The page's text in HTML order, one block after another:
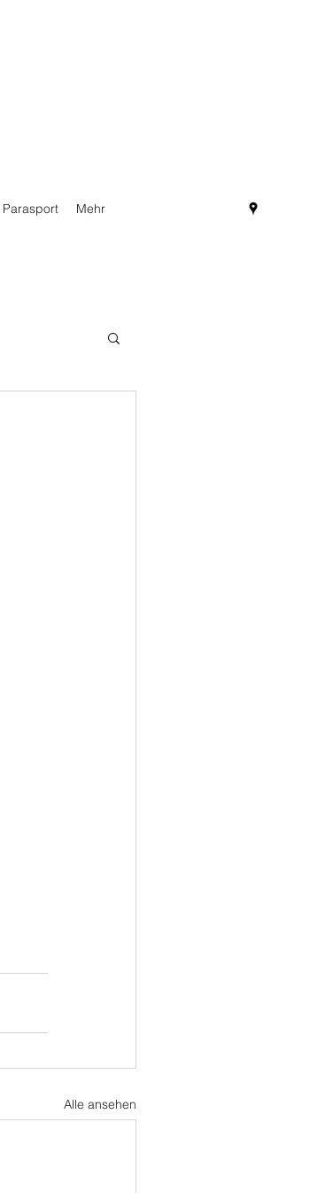
Parasport Mehr
Alle ansehen